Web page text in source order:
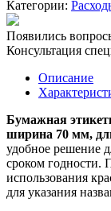
70х40
мм/1000
шт.
вт
Категории:
Появились
Консультация
Описание
Бумажная
ширина 70 мм,
удобное решение
сроком годности.
использования
для указания